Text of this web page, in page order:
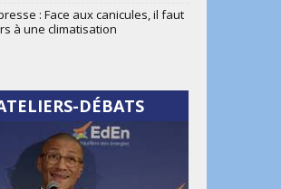
: Face aux canicules, il faut
à une climatisation
DÉBATS